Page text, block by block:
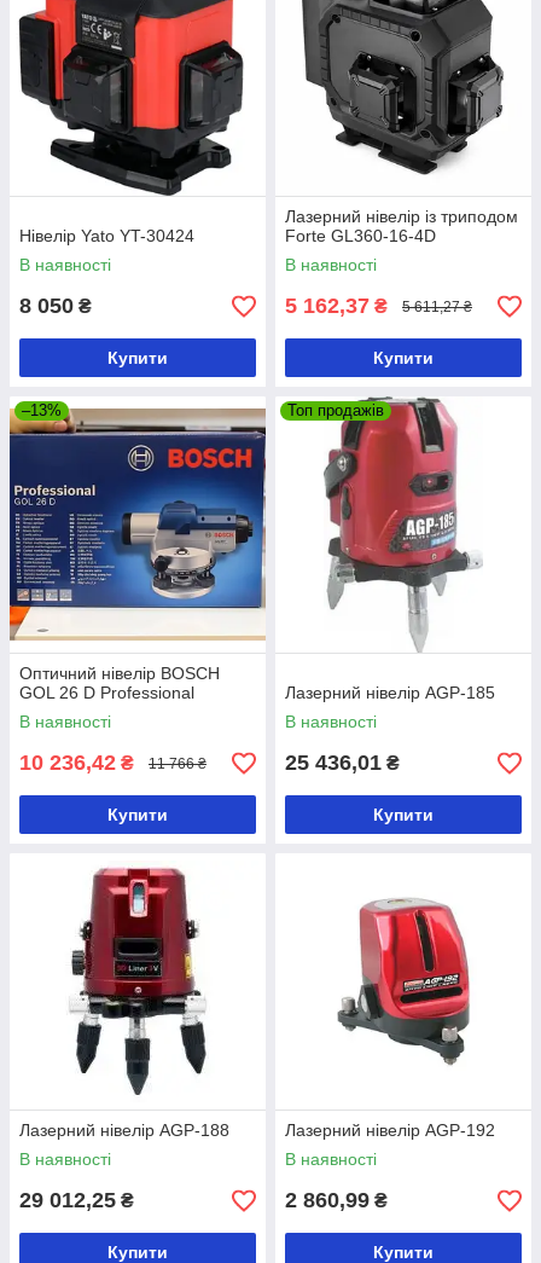
Нівелір Yato YT-30424
В наявності
8 050 ₴
Купити
Лазерний нівелір із триподом
Forte GL360-16-4D
В наявності
5 162,37 ₴ 5 611,27 ₴
Купити
–13%
Оптичний нівелір BOSCH
GOL 26 D Professional
В наявності
10 236,42 ₴ 11 766 ₴
Купити
Топ продажів
Лазерний нівелір AGP-185
В наявності
25 436,01 ₴
Купити
Лазерний нівелір AGP-188
В наявності
29 012,25 ₴
Купити
Лазерний нівелір AGP-192
В наявності
2 860,99 ₴
Купити